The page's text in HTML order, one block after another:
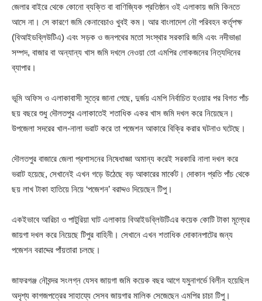
জেলার বাইরে থেকে কোনো ব্যক্তি বা বাণিজ্যিক প্রতিষ্ঠান ওই এলাকায় জমি কিনতে
আসে না। সে কারণে জমি কেনাবেচাও খুবই কম। আর বাংলাদেশ নৌ পরিবহন কর্তৃপক্ষ
(বিআইডব্লিউটিএ) এবং সড়ক ও জনপথের মতো সংস্থার সরকারি জমি এবং নদীভাঙা
সম্পদ, বাজার বা অন্যান্য খাস জমি দখলে নেওয়া তো এমপির লোকজনের নিত্যদিনের
ব্যাপার।
ভূমি অফিস ও এলাকাবাসী সূত্রে জানা গেছে, দুর্জয় এমপি নির্বাচিত হওয়ার পর বিগত পাঁচ
ছয় বছরে শুধু দৌলতপুর এলাকাতেই শতাধিক একর খাস জমি দখল করে নিয়েছেন।
উপজেলা সদরের খাল-নালা ভরাট করে তা পজেশন আকারে বিক্রি করার ঘটনাও ঘটেছে।
দৌলতপুর বাজারে জেলা প্রশাসনের নিষেধাজ্ঞা অমান্য করেই সরকারি নালা দখল করে
ভরাট হয়েছে, সেখানেই এখন গড়ে উঠেছে বড় আকারের মার্কেট। দোকান প্রতি পাঁচ থেকে
ছয় লাখ টাকা হাতিয়ে নিয়ে ‘পজেশন’ বরাদ্দও দিয়েছেন টিপু।
একইভাবে আরিচা ও পাটুরিয়া ঘাট এলাকায় বিআইডব্লিউটিএর কয়েক কোটি টাকা মূল্যের
জায়গা দখল করে নিয়েছে টিপুর বাহিনী। সেখানে এখন শতাধিক দোকানপাটের জন্য
পজেশন বরাদ্দের পাঁয়তারা চলছে।
জাফরগঞ্জ নৌবন্দর সংলগ্ন যেসব জায়গা জমি কয়েক বছর আগে যমুনাগর্ভে বিলীন হয়েছিল
অদৃশ্য কাগজপত্রের সাহায্যে সেসব জায়গার মালিক সেজেছেন এমপির চাচা টিপু।